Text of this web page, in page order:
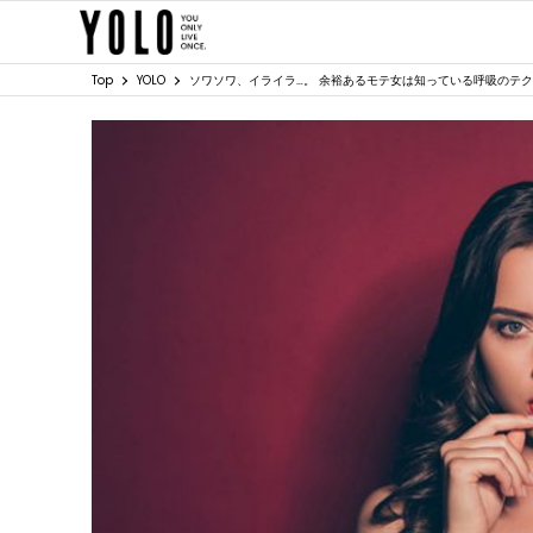
Top YOLO ソワソワ、イライラ…。 余裕あるモテ女は知っている呼吸のテ